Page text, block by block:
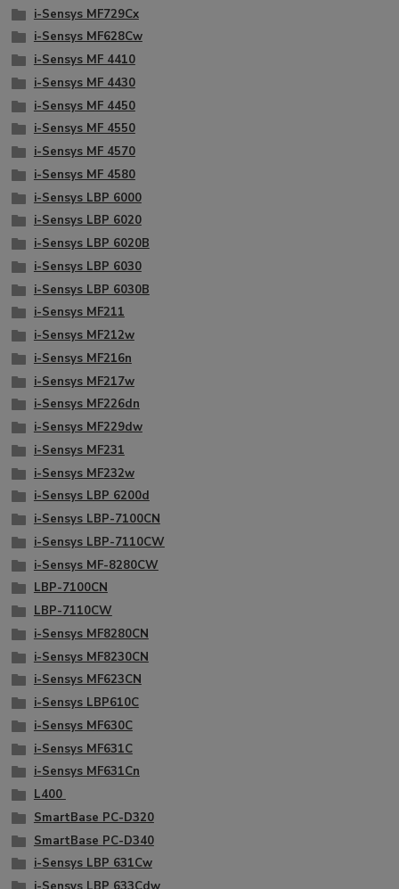
i-Sensys MF729Cx
i-Sensys MF628Cw
i-Sensys MF 4410
i-Sensys MF 4430
i-Sensys MF 4450
i-Sensys MF 4550
i-Sensys MF 4570
i-Sensys MF 4580
i-Sensys LBP 6000
i-Sensys LBP 6020
i-Sensys LBP 6020B
i-Sensys LBP 6030
i-Sensys LBP 6030B
i-Sensys MF211
i-Sensys MF212w
i-Sensys MF216n
i-Sensys MF217w
i-Sensys MF226dn
i-Sensys MF229dw
i-Sensys MF231
i-Sensys MF232w
i-Sensys LBP 6200d
i-Sensys LBP-7100CN
i-Sensys LBP-7110CW
i-Sensys MF-8280CW
LBP-7100CN
LBP-7110CW
i-Sensys MF8280CN
i-Sensys MF8230CN
i-Sensys MF623CN
i-Sensys LBP610C
i-Sensys MF630C
i-Sensys MF631C
i-Sensys MF631Cn
L400
SmartBase PC-D320
SmartBase PC-D340
i-Sensys LBP 631Cw